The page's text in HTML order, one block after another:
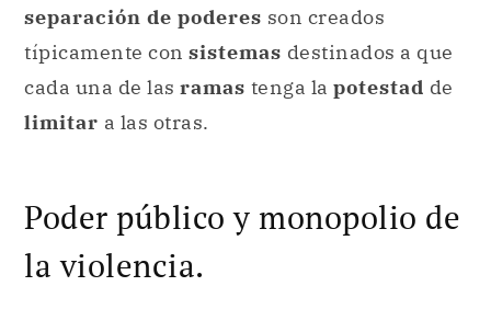
separación de poderes son creados
típicamente con sistemas destinados a que
cada una de las ramas tenga la potestad de
limitar a las otras.
Poder público y monopolio de
la violencia.